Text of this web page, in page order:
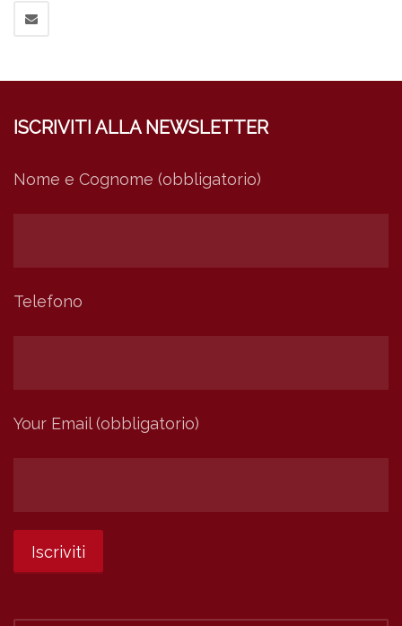
ISCRIVITI ALLA NEWSLETTER
Nome e Cognome (obbligatorio)
Telefono
Your Email (obbligatorio)